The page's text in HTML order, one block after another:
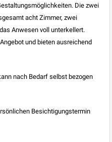
Die zwei
acht Zimmer, zwei
Anwesen voll unterkellert.
und bieten ausreichend
nach Bedarf selbst bezogen
Besichtigungstermin